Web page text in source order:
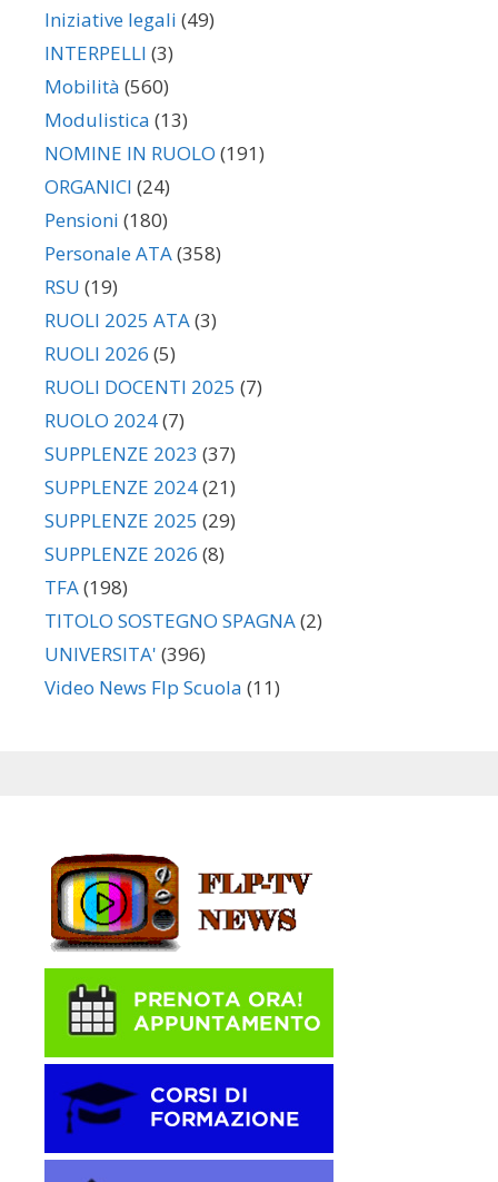
Iniziative legali (49)
INTERPELLI (3)
Mobilità (560)
Modulistica (13)
NOMINE IN RUOLO (191)
ORGANICI (24)
Pensioni (180)
Personale ATA(358)
RSU (19)
RUOLI 2025 ATA(3)
RUOLI 2026 (5)
RUOLI DOCENTI 2025 (7)
RUOLO 2024(7)
SUPPLENZE 2023 (37)
SUPPLENZE 2024(21)
SUPPLENZE 2025 (29)
SUPPLENZE 2026 (8)
TFA(198)
TITOLO SOSTEGNO SPAGNA(2)
UNIVERSITA' (396)
Video News Flp Scuola (11)